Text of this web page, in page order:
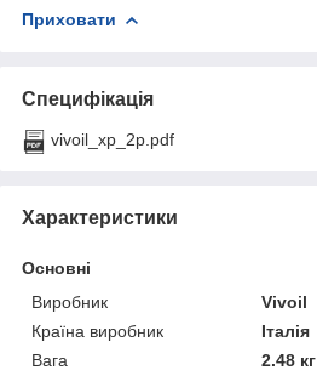
Приховати
Специфікація
vivoil_xp_2p.pdf
Характеристики
Основні
Виробник
Vivoil
Країна виробник
Італія
Вага
2.48 кг